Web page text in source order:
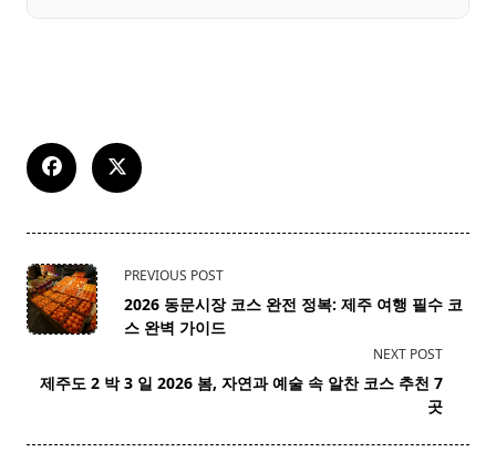
<span
class="nav-
subtitle
reader-
PREVIOUS POST
2026 동문시장 코스 완전 정복: 제주 여행 필수 코
스 완벽 가이드
NEXT POST
제주도 2 박 3 일 2026 봄, 자연과 예술 속 알찬 코스 추천 7
곳